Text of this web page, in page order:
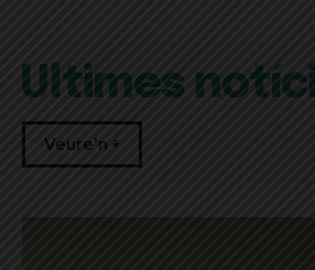
Últimes
Veure'n +